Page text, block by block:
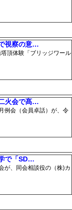
視察の意…
頂体験「ブリッジワール
火会で髙…
例会（会員卓話）が、令
で「SD…
が、同会相談役の（株)カ